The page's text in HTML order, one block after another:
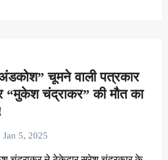
चूमने वाली पत्रकार
“मुकेश चंद्राकर” की मौत का
Jan 5, 2025